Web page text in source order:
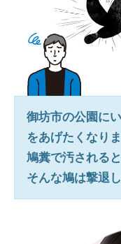
御坊市の公園に
をあげたくなり
鳩糞で汚される
そんな鳩は撃退